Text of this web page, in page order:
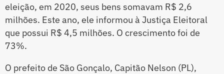
eleição, em 2020, seus bens somavam R$ 2,6
milhões. Este ano, ele informou à Justiça Eleitoral
que possui R$ 4,5 milhões. O crescimento foi de
73%.
O prefeito de São Gonçalo, Capitão Nelson (PL),